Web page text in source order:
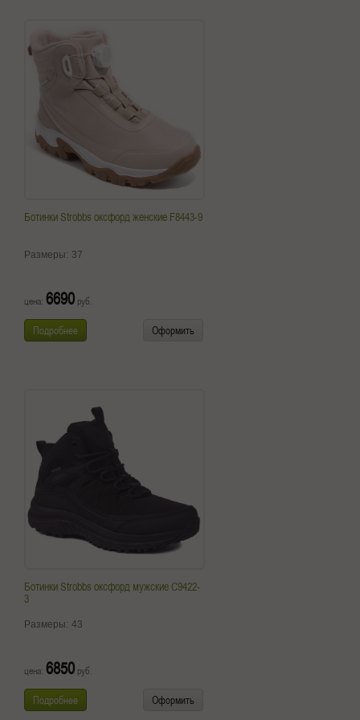
Ботинки Strobbs оксфорд женские F8443-9
Размеры: 37
цена: 6690 руб.
Подробнее Оформить
Ботинки Strobbs оксфорд мужские C9422-
3
Размеры: 43
цена: 6850 руб.
Подробнее Оформить